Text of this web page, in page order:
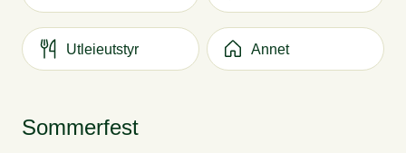
Utleieutstyr Annet
Sommerfest